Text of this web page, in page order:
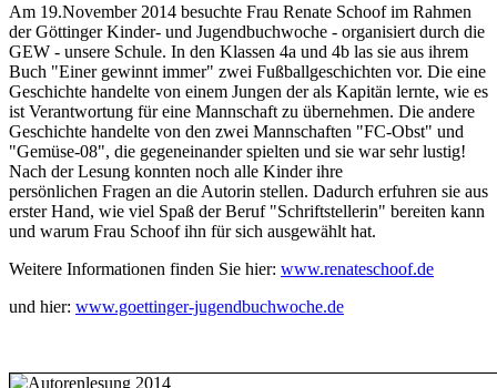
Am 19.November 2014 besuchte Frau Renate Schoof im Rahmen
der Göttinger Kinder- und Jugendbuchwoche - organisiert durch die
GEW - unsere Schule. In den Klassen 4a und 4b las sie aus ihrem
Buch "Einer gewinnt immer" zwei Fußballgeschichten vor. Die eine
Geschichte handelte von einem Jungen der als Kapitän lernte, wie es
ist Verantwortung für eine Mannschaft zu übernehmen. Die andere
Geschichte handelte von den zwei Mannschaften "FC-Obst" und
"Gemüse-08", die gegeneinander spielten und sie war sehr lustig!
Nach der Lesung konnten noch alle Kinder ihre
persönlichen Fragen an die Autorin stellen. Dadurch erfuhren sie aus
erster Hand, wie viel Spaß der Beruf "Schriftstellerin" bereiten kann
und warum Frau Schoof ihn für sich ausgewählt hat.
Weitere Informationen finden Sie hier: www.renateschoof.de
und hier: www.goettinger-jugendbuchwoche.de